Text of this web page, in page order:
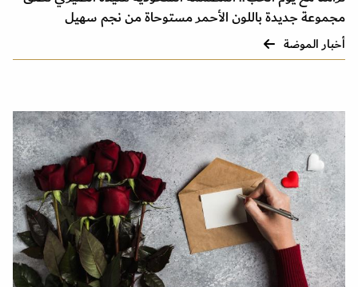
مجموعة جديدة باللون الأحمر مستوحاة من نجم سهيل
أخبار الموضة